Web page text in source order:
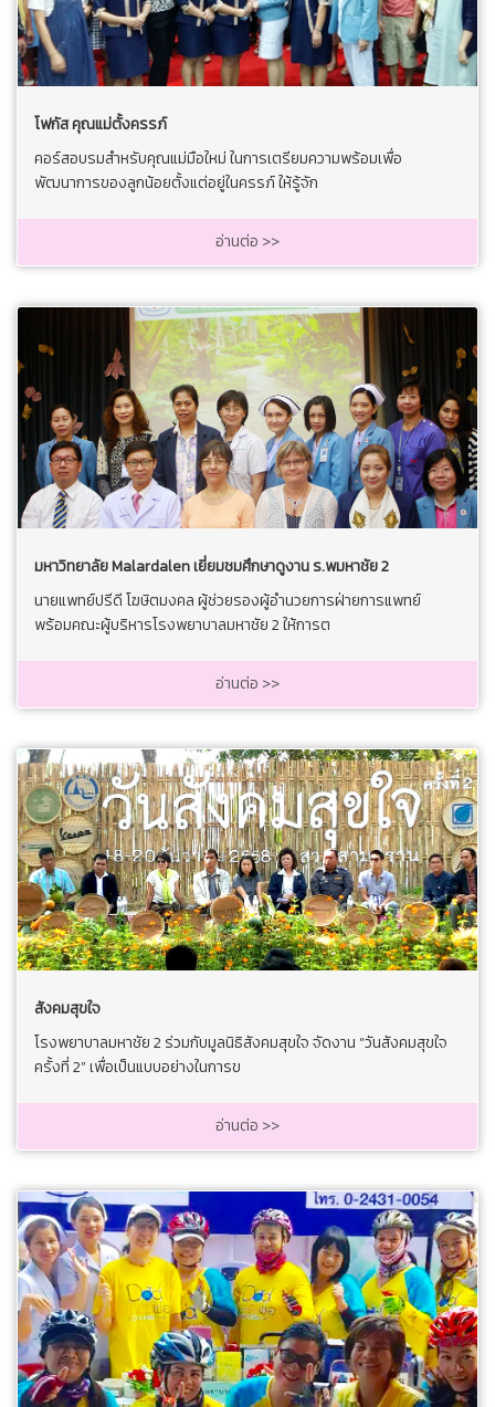
โฟกัส คุณแม่ตั้งครรภ์
คอร์สอบรมสำหรับคุณแม่มือใหม่ ในการเตรียมความพร้อมเพื่อ
พัฒนาการของลูกน้อยตั้งแต่อยู่ในครรภ์ ให้รู้จัก
อ่านต่อ >>
มหาวิทยาลัย Malardalen เยี่ยมชมศึกษาดูงาน ร.พมหาชัย 2
นายแพทย์ปรีดี โฆษิตมงคล ผู้ช่วยรองผู้อำนวยการฝ่ายการแพทย์
พร้อมคณะผู้บริหารโรงพยาบาลมหาชัย 2 ให้การต
อ่านต่อ >>
สังคมสุขใจ
โรงพยาบาลมหาชัย 2 ร่วมกับมูลนิธิสังคมสุขใจ จัดงาน “วันสังคมสุขใจ
ครั้งที่ 2” เพื่อเป็นแบบอย่างในการข
อ่านต่อ >>